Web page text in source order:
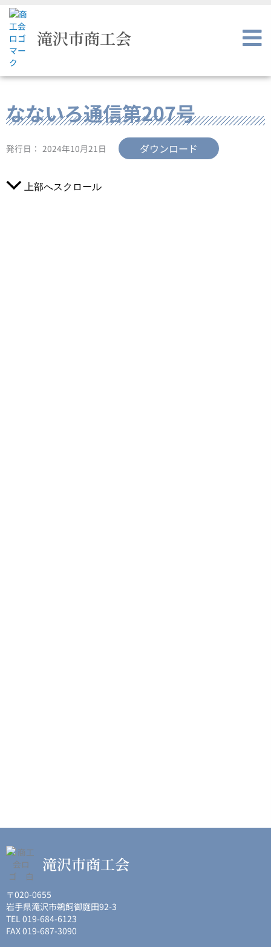
プ
滝沢市商工会
なないろ通信第207号
発行日： 2024年10月21日 ダウンロード
滝沢市商工会
〒020-0655
岩手県滝沢市鵜飼御庭田92-3
TEL 019-684-6123
FAX 019-687-3090